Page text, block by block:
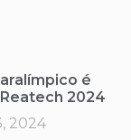
é
2024
2024